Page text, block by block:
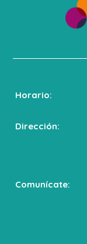
Horario:
Dirección:
Comunícate: